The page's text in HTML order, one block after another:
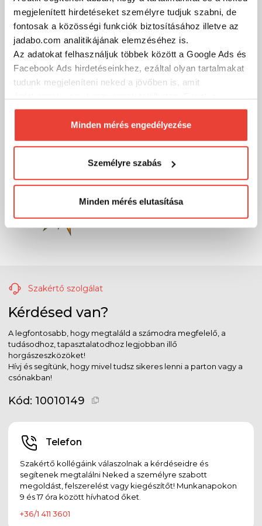
megjelenített hirdetéseket személyre tudjuk szabni, de
fontosak a közösségi funkciók biztosításához illetve az
jadabo.com analitikájának elemzéséhez is.
Az adatokat felhasználjuk többek között a Google Ads és
Facebook Ads hirdetéseinkhez, ezáltal olyan tartalmakat
tudunk megjeleníteni neked a jövőben is, amit
biztosításához arra kérünk, hogy engedd meg
számunkra minden mérés használatát.
Természetesensoha semmilyen formában nem fogunk
megváltoztathatod a döntésed ezzel kapcsolatban.
Előre is köszönjük!
Minden mérés engedélyezése
Személyre szabás
Minden mérés elutasítása
MÁRKÁINK
Szakértő szolgálat
Kérdésed van?
A legfontosabb, hogy megtaláld a számodra megfelelő, a
tudásodhoz, tapasztalatodhoz legjobban illő
horgászeszközöket!
Hívj és segítünk, hogy mivel tudsz sikeres lenni a parton vagy a
csónakban!
Kód: 10010149
Telefon
Szakértő kollégáink válaszolnak a kérdéseidre és
segítenek megtalálni Neked a személyre szabott
megoldást, felszerelést vagy kiegészítőt! Munkanapokon
9 és 17 óra között hívhatod őket.
+36/1 411 3601